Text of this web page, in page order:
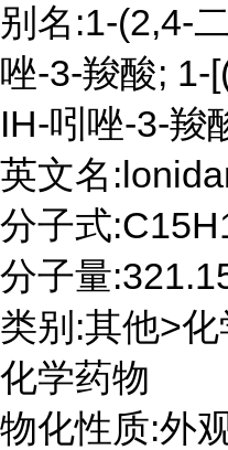
别名:1-(2,4-
唑-3-羧酸; 1-
IH-吲唑-3-羧
英文名
分子式
分子量
类别:其他>
化学药物
物化性质:外